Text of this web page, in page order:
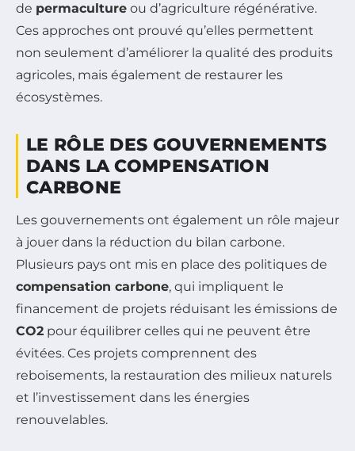
de permaculture ou d’agriculture régénérative.
Ces approches ont prouvé qu’elles permettent
non seulement d’améliorer la qualité des produits
agricoles, mais également de restaurer les
écosystèmes.
LE RÔLE DES GOUVERNEMENTS
DANS LA COMPENSATION
CARBONE
Les gouvernements ont également un rôle majeur
à jouer dans la réduction du bilan carbone.
Plusieurs pays ont mis en place des politiques de
compensation carbone, qui impliquent le
financement de projets réduisant les émissions de
CO2 pour équilibrer celles qui ne peuvent être
évitées. Ces projets comprennent des
reboisements, la restauration des milieux naturels
et l’investissement dans les énergies
renouvelables.